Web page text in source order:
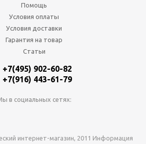
Помощь
Условия оплаты
Условия доставки
Гарантия на товар
Статьи
+7(495) 902-60-82
+7(916) 443-61-79
в социальных сетях:
интернет-магазин, 2011 Информация